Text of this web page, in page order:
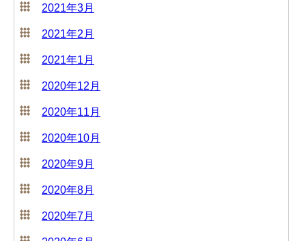
2021年3月
2021年2月
2021年1月
2020年12月
2020年11月
2020年10月
2020年9月
2020年8月
2020年7月